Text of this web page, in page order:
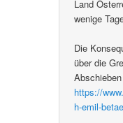
Land
wenige
Die
über die
https://
h-emil-